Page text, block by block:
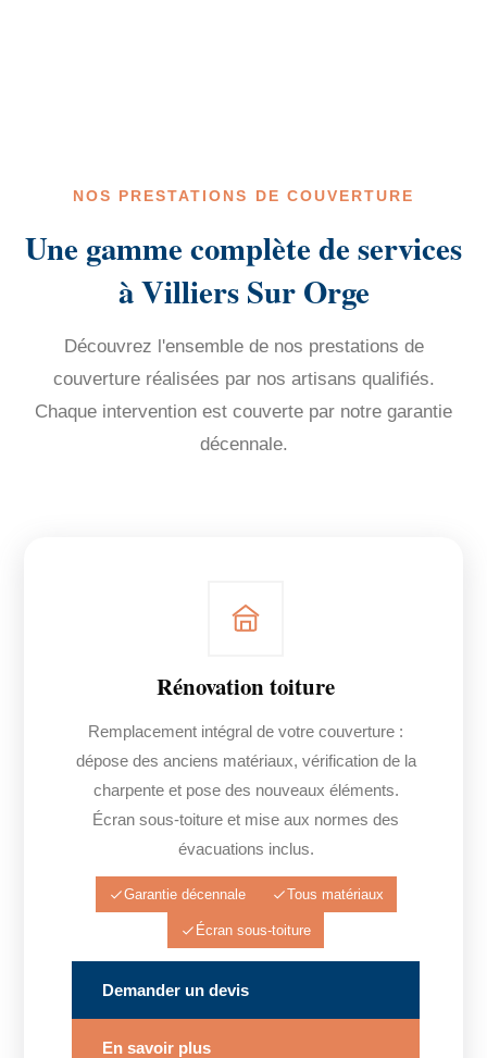
NOS PRESTATIONS DE COUVERTURE
Une gamme complète de services
à Villiers Sur Orge
Découvrez l'ensemble de nos prestations de
couverture réalisées par nos artisans qualifiés.
Chaque intervention est couverte par notre garantie
décennale.
Rénovation toiture
Remplacement intégral de votre couverture :
dépose des anciens matériaux, vérification de la
charpente et pose des nouveaux éléments.
Écran sous-toiture et mise aux normes des
évacuations inclus.
Garantie décennale Tous matériaux
Écran sous-toiture
Demander un devis
En savoir plus